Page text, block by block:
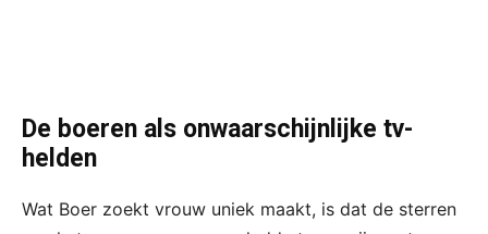
De boeren als onwaarschijnlijke tv-
helden
Wat Boer zoekt vrouw uniek maakt, is dat de sterren